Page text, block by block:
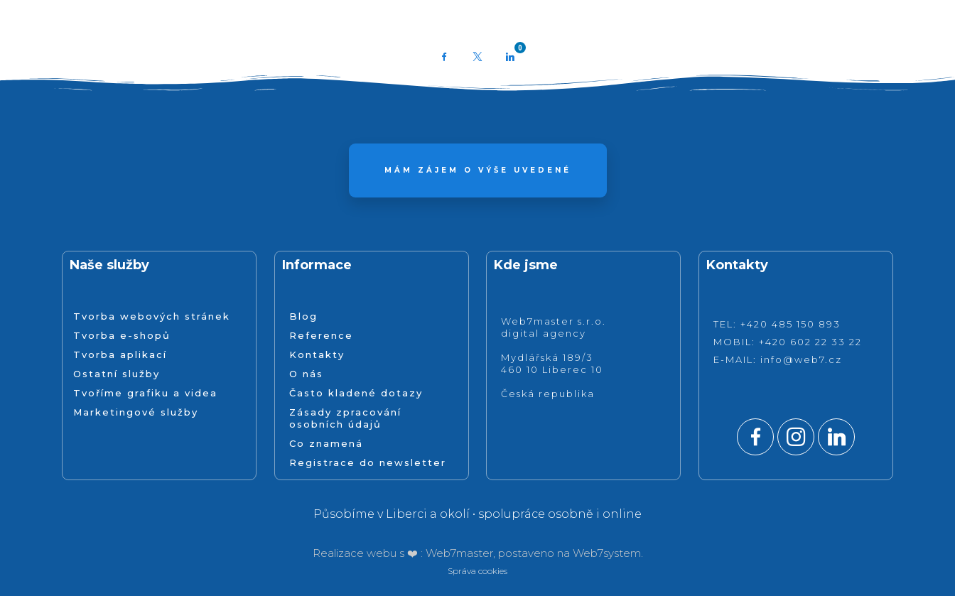
Facebook
0
MÁM ZÁJEM O VÝŠE UVEDENÉ
Naše služby
Tvorba webových stránek
Tvorba e-shopů
Tvorba aplikací
Ostatní služby
Tvoříme grafiku a videa
Marketingové služby
Informace
Blog
Reference
Kontakty
O nás
Často kladené dotazy
Zásady zpracování
osobních údajů
Co znamená
Registrace do newsletter
Kde jsme
Web7master s.r.o.
digital agency
Mydlářská 189/3
460 10 Liberec 10
Česká republika
Kontakty
TEL: +420 485 150 893
MOBIL: +420 602 22 33 22
E-MAIL: info@web7.cz
Působíme v Liberci a okolí • spolupráce osobně i online
Realizace webu s ❤️ : Web7master, postaveno na Web7system.
Správa cookies